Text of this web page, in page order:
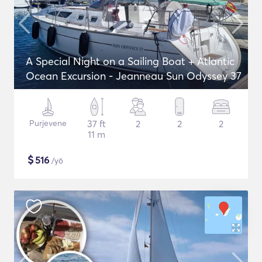
A Special Night on a Sailing Boat + Atlantic
Ocean Excursion - Jeanneau Sun Odyssey 37
Purjevene
37 ft
11 m
2 2 2
$516 /yö